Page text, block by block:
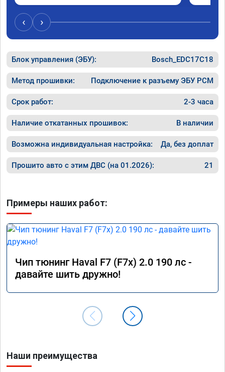
‹ ›
Блок управления (ЭБУ): Bosch_EDC17C18
Метод прошивки: Подключение к разъему ЭБУ PCM
Срок работ: 2-3 часа
Наличие откатанных прошивок: В наличии
Возможна индивидуальная настройка: Да, без доплат
Прошито авто с этим ДВС (на 01.2026): 21
Примеры наших работ:
Чип тюнинг Haval F7 (F7x) 2.0 190 лс -
давайте шить дружно!
Наши преимущества